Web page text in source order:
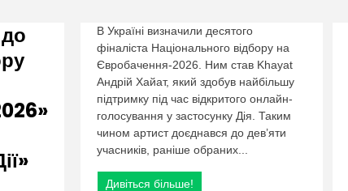
В Україні визначили десятого
фіналіста Національного відбору на
Євробачення-2026. Ним став Khayat
Андрій Хайат, який здобув найбільшу
підтримку під час відкритого онлайн-
голосування у застосунку Дія. Таким
чином артист доєднався до дев’яти
учасників, раніше обраних...
Дивіться більше!